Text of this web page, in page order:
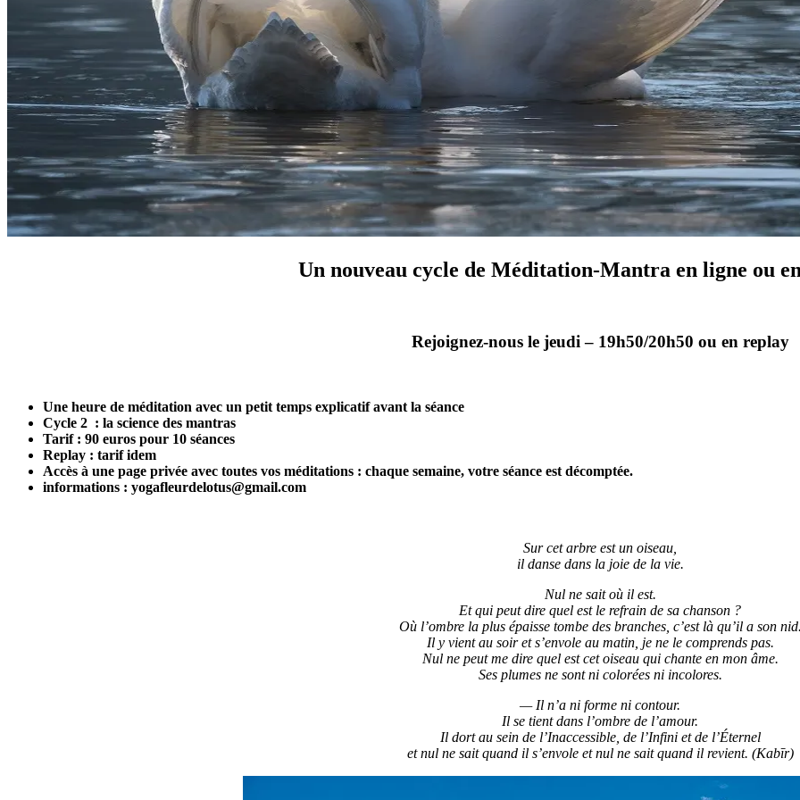
Un nouveau cycle de Méditation-Mantra en ligne ou
Rejoignez-nous le jeudi – 19h50/20h50 ou en replay
Une heure de méditation avec un petit temps explicatif avant la séance
Cycle 2 : la science des mantras
Tarif : 90 euros pour 10 séances
Replay : tarif idem
Accès à une page privée avec toutes vos méditations : chaque semaine, votre séance est décomptée.
informations : yogafleurdelotus@gmail.com
Sur cet arbre est un oiseau,
il danse dans la joie de la vie.
Nul ne sait où il est.
Et qui peut dire quel est le refrain de sa chanson ?
Où l’ombre la plus épaisse tombe des branches, c’est là qu’il a son
Il y vient au soir et s’envole au matin, je ne le comprends pas.
Nul ne peut me dire quel est cet oiseau qui chante en mon âme.
Ses plumes ne sont ni colorées ni incolores.
— Il n’a ni forme ni contour.
Il se tient dans l’ombre de l’amour.
Il dort au sein de l’Inaccessible, de l’Infini et de l’Éternel
et nul ne sait quand il s’envole et nul ne sait quand il revient. (Kabīr)